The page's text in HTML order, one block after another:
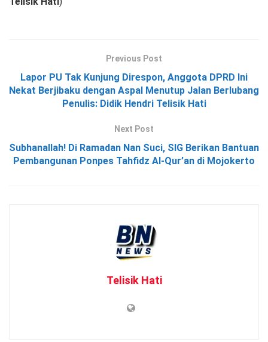
Previous Post
Lapor PU Tak Kunjung Direspon, Anggota DPRD Ini
Nekat Berjibaku dengan Aspal Menutup Jalan Berlubang
Penulis: Didik Hendri Telisik Hati
Next Post
Subhanallah! Di Ramadan Nan Suci, SIG Berikan Bantuan
Pembangunan Ponpes Tahfidz Al-Qur’an di Mojokerto
Telisik Hati